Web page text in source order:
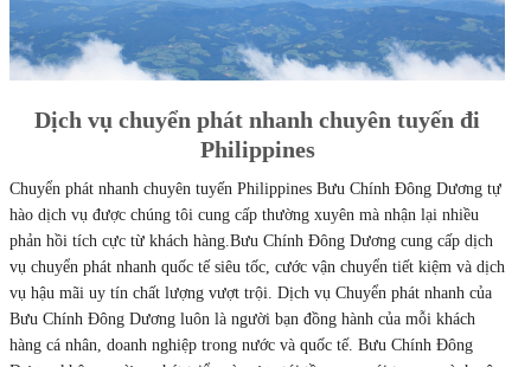
Dịch vụ chuyển phát nhanh chuyên tuyến đi
Philippines
Chuyển phát nhanh chuyên tuyến Philippines Bưu Chính Đông Dương tự
hào dịch vụ được chúng tôi cung cấp thường xuyên mà nhận lại nhiều
phản hồi tích cực từ khách hàng.Bưu Chính Đông Dương cung cấp dịch
vụ chuyển phát nhanh quốc tế siêu tốc, cước vận chuyển tiết kiệm và dịch
vụ hậu mãi uy tín chất lượng vượt trội. Dịch vụ Chuyển phát nhanh của
Bưu Chính Đông Dương luôn là người bạn đồng hành của mỗi khách
hàng cá nhân, doanh nghiệp trong nước và quốc tế. Bưu Chính Đông